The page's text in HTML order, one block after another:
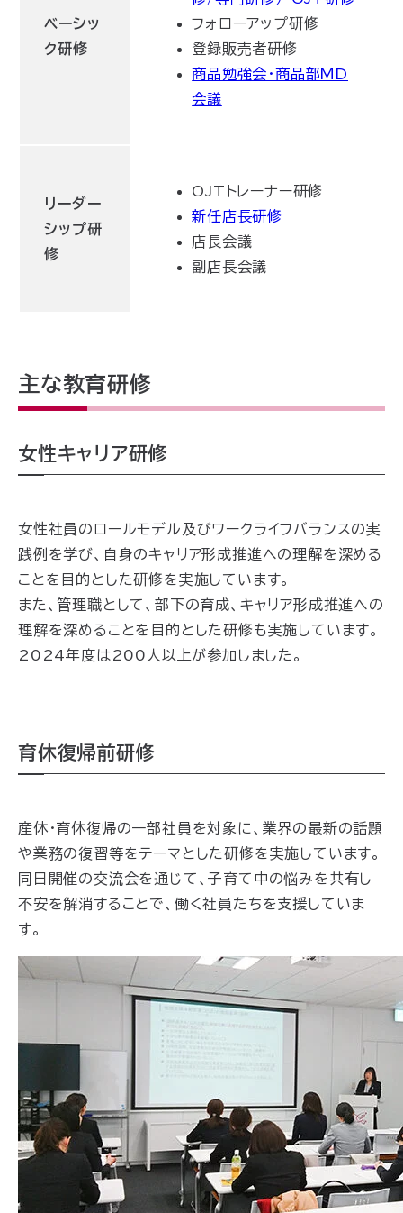
ベーシッ
ク研修
フォローアップ研修
登録販売者研修
商品勉強会・商品部MD
会議
リーダー
シップ研
修
OJTトレーナー研修
新任店長研修
店長会議
副店長会議
主な教育研修
女性キャリア研修
女性社員のロールモデル及びワークライフバランスの実
践例を学び、自身のキャリア形成推進への理解を深める
ことを目的とした研修を実施しています。
また、管理職として、部下の育成、キャリア形成推進への
理解を深めることを目的とした研修も実施しています。
2024年度は200人以上が参加しました。
育休復帰前研修
産休・育休復帰の一部社員を対象に、業界の最新の話題
や業務の復習等をテーマとした研修を実施 しています。
同日開催の交流会を通じて、子育て中の悩みを共有し
不安を解消することで、働く社員たちを支援 していま
す。